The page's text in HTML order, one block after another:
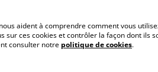
aident à comprendre comment vous
sur ces cookies et contrôler la façon dont ils
consulter notre politique de cookies.